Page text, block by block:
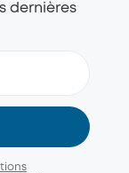
dernières